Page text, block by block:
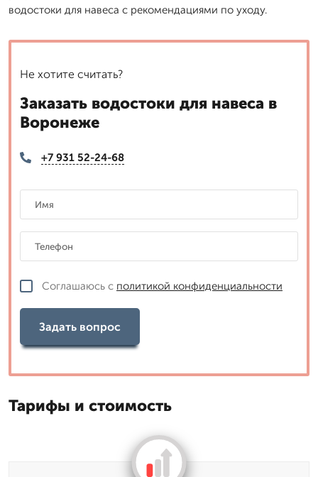
водостоки для навеса с рекомендациями по уходу.
Не хотите считать?
Заказать водостоки для навеса в
Воронеже
+7 931 52-24-68
Соглашаюсь с политикой конфиденциальности
Задать вопрос
Тарифы и стоимость